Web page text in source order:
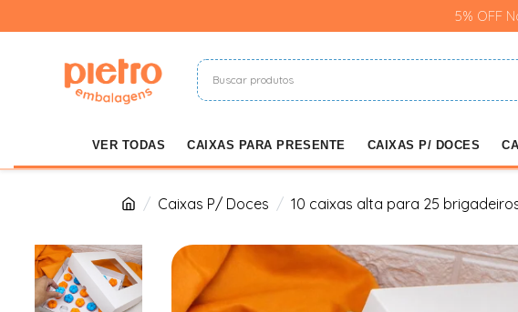
5% OFF
VER TODAS CAIXAS PARA PRESENTE CAIXAS P/ DOCES
Caixas P/ Doces 10 caixas alta para 25